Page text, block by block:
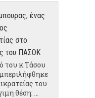
ένας
στο
του ΠΑΣΟΚ
του κ.Τάσου
του
θέση: ...